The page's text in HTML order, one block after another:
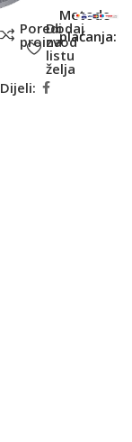
Poredi
proizvod
Dodaj
na
listu
želja
Dijeli:
Metode
plaćanja: